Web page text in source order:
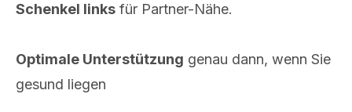
Schenkel links für Partner-Nähe.
Optimale Unterstützung genau dann, wenn Sie
gesund liegen